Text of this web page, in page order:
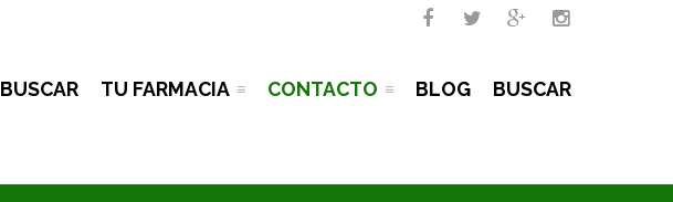
   
BUSCAR TU FARMACIA CONTACTO BLOG BUSCAR